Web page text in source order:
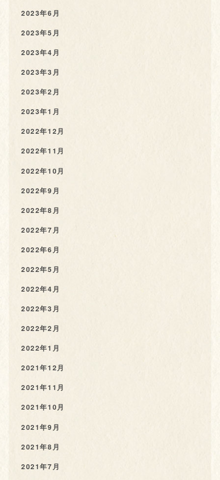
2023年6月
2023年5月
2023年4月
2023年3月
2023年2月
2023年1月
2022年12月
2022年11月
2022年10月
2022年9月
2022年8月
2022年7月
2022年6月
2022年5月
2022年4月
2022年3月
2022年2月
2022年1月
2021年12月
2021年11月
2021年10月
2021年9月
2021年8月
2021年7月